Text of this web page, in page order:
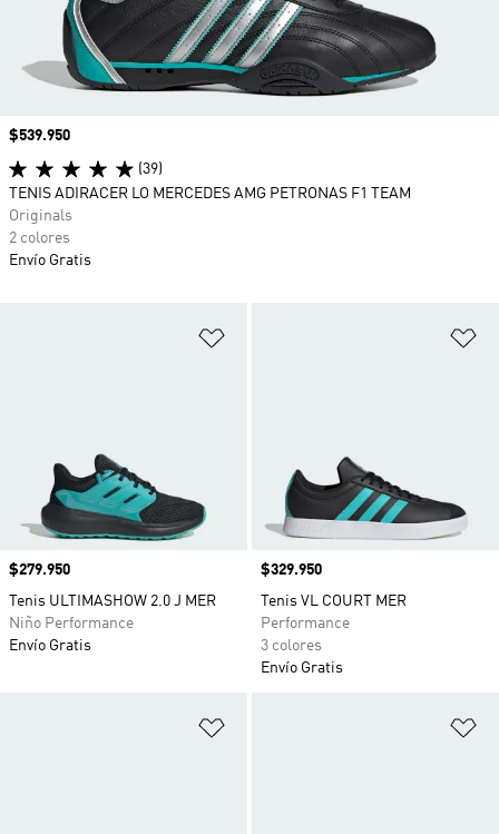
Precio
$279.950
Tenis ULTIMASHOW 2.0 J MER
Niño Performance
Envío Gratis
Precio
$329.950
Tenis VL COURT MER
Performance
3 colores
Envío Gratis
Precio
$539.950
(39)
TENIS ADIRACER LO MERCEDES AMG PETRONAS F1 TEAM
Originals
2 colores
Envío Gratis